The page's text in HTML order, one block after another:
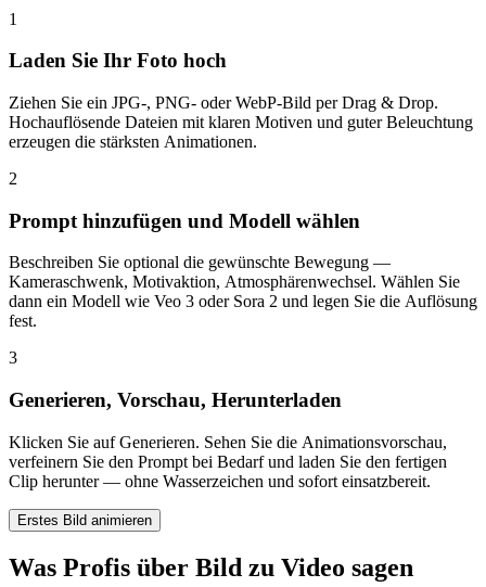
1
Laden Sie Ihr Foto hoch
Ziehen Sie ein JPG-, PNG- oder WebP-Bild per Drag & Drop.
Hochauflösende Dateien mit klaren Motiven und guter Beleuchtung
erzeugen die stärksten Animationen.
2
Prompt hinzufügen und Modell wählen
Beschreiben Sie optional die gewünschte Bewegung —
Kameraschwenk, Motivaktion, Atmosphärenwechsel. Wählen Sie
dann ein Modell wie Veo 3 oder Sora 2 und legen Sie die Auflösung
fest.
3
Generieren, Vorschau, Herunterladen
Klicken Sie auf Generieren. Sehen Sie die Animationsvorschau,
verfeinern Sie den Prompt bei Bedarf und laden Sie den fertigen
Clip herunter — ohne Wasserzeichen und sofort einsatzbereit.
Erstes Bild animieren
Was Profis über Bild zu Video sagen